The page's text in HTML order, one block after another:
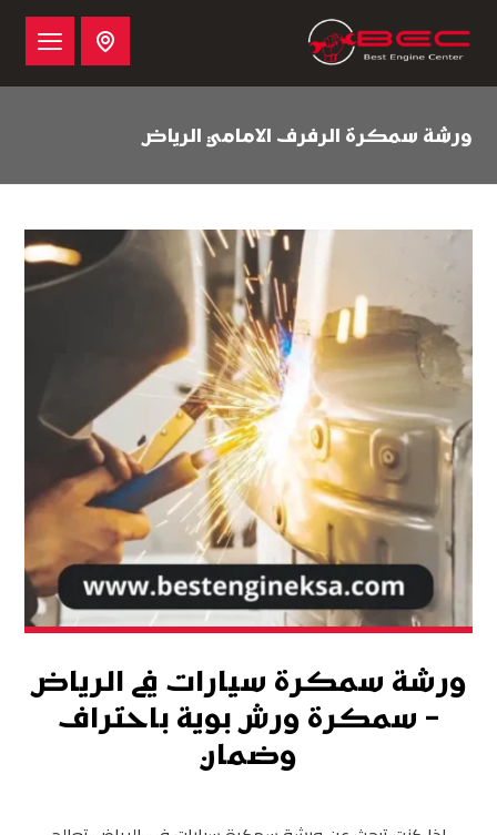
ورشة سمكرة الرفرف الامامي الرياض
ورشة سمكرة سيارات في الرياض
– سمكرة ورش بوية باحتراف
وضمان